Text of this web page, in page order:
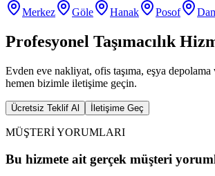
Merkez Göle Hanak Posof
Profesyonel Taşımacılık
Evden eve nakliyat, ofis taşıma, eşya depolama
hemen bizimle iletişime geçin.
Ücretsiz Teklif Al İletişime Geç
MÜŞTERİ YORUMLARI
Bu hizmete ait gerçek müşteri